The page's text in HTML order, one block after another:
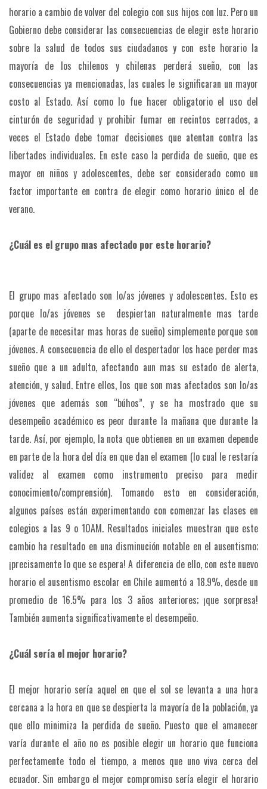
horario a cambio de volver del colegio con sus hijos con luz. Pero un
Gobierno debe considerar las consecuencias de elegir este horario
sobre la salud de todos sus ciudadanos y con este horario la
mayoría de los chilenos y chilenas perderá sueño, con las
consecuencias ya mencionadas, las cuales le significaran un mayor
costo al Estado. Así como lo fue hacer obligatorio el uso del
cinturón de seguridad y prohibir fumar en recintos cerrados, a
veces el Estado debe tomar decisiones que atentan contra las
libertades individuales. En este caso la perdida de sueño, que es
mayor en niños y adolescentes, debe ser considerado como un
factor importante en contra de elegir como horario único el de
verano.
¿Cuál es el grupo mas afectado por este horario?
El grupo mas afectado son lo/as jóvenes y adolescentes. Esto es
porque lo/as jóvenes se despiertan naturalmente mas tarde
(aparte de necesitar mas horas de sueño) simplemente porque son
jóvenes. A consecuencia de ello el despertador los hace perder mas
sueño que a un adulto, afectando aun mas su estado de alerta,
atención, y salud. Entre ellos, los que son mas afectados son lo/as
jóvenes que además son “búhos”, y se ha mostrado que su
desempeño académico es peor durante la mañana que durante la
tarde. Así, por ejemplo, la nota que obtienen en un examen depende
en parte de la hora del día en que dan el examen (lo cual le restaría
validez al examen como instrumento preciso para medir
conocimiento/comprensión). Tomando esto en consideración,
algunos países están experimentando con comenzar las clases en
colegios a las 9 o 10AM. Resultados iniciales muestran que este
cambio ha resultado en una disminución notable en el ausentismo;
¡precisamente lo que se espera! A diferencia de ello, con este nuevo
horario el ausentismo escolar en Chile aumentó a 18.9%, desde un
promedio de 16.5% para los 3 años anteriores; ¡que sorpresa!
También aumenta significativamente el desempeño.
¿Cuál sería el mejor horario?
El mejor horario sería aquel en que el sol se levanta a una hora
cercana a la hora en que se despierta la mayoría de la población, ya
que ello minimiza la perdida de sueño. Puesto que el amanecer
varía durante el año no es posible elegir un horario que funciona
perfectamente todo el tiempo, a menos que uno viva cerca del
ecuador. Sin embargo el mejor compromiso sería elegir el horario